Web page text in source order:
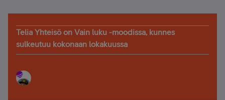
Telia Yhteisö on Vain luku -moodissa, kunnes
sulkeutuu kokonaan lokakuussa